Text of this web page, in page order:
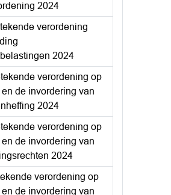
2024
verordening
2024
verordening op
de invordering van
2024
verordening op
de invordering van
2024
verordening op
de invordering van